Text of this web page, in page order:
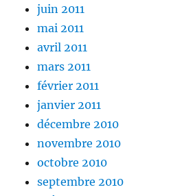
juin 2011
mai 2011
avril 2011
mars 2011
février 2011
janvier 2011
décembre 2010
novembre 2010
octobre 2010
septembre 2010